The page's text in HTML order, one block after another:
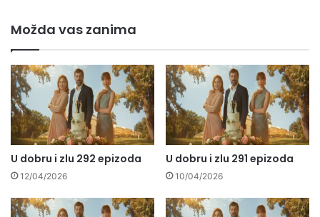
Možda vas zanima
U dobru i zlu 292 epizoda
12/04/2026
U dobru i zlu 291 epizoda
10/04/2026